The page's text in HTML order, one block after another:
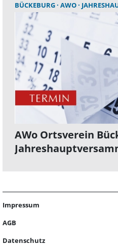
BÜCKEBURG AWO
AWo Ortsverein
Impressum
AGB
Datenschutz